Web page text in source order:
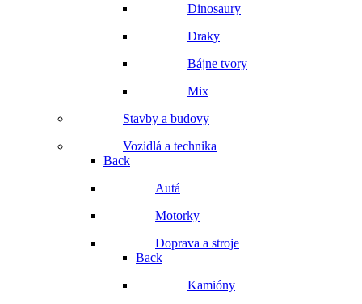
Dinosaury
Draky
Bájne tvory
Mix
Stavby a budovy
Vozidlá a technika
Back
Autá
Motorky
Doprava a stroje
Back
Kamióny